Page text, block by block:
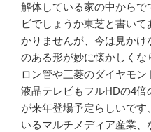
解体している家の中からで
ビでしょうか東芝と書い
かりませんが、今は見か
のある形が妙に懐かしくな
ロン管や三菱のダイヤモン
液晶テレビもフルHDの4
が来年登場予定らしいで
いるマルチメディア産業